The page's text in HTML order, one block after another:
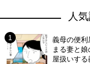
人
義母の便
まる妻と
屋扱いする